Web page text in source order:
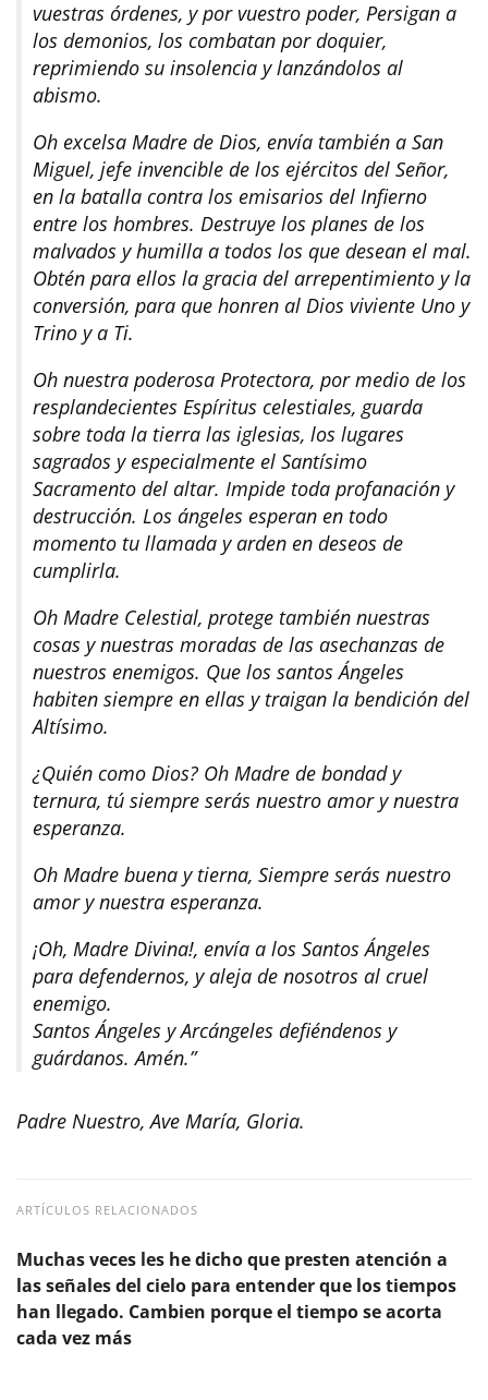
vuestras órdenes, y por vuestro poder, Persigan a
los demonios, los combatan por doquier,
reprimiendo su insolencia y lanzándolos al
abismo.
Oh excelsa Madre de Dios, envía también a San
Miguel, jefe invencible de los ejércitos del Señor,
en la batalla contra los emisarios del Infierno
entre los hombres. Destruye los planes de los
malvados y humilla a todos los que desean el mal.
Obtén para ellos la gracia del arrepentimiento y la
conversión, para que honren al Dios viviente Uno y
Trino y a Ti.
Oh nuestra poderosa Protectora, por medio de los
resplandecientes Espíritus celestiales, guarda
sobre toda la tierra las iglesias, los lugares
sagrados y especialmente el Santísimo
Sacramento del altar. Impide toda profanación y
destrucción. Los ángeles esperan en todo
momento tu llamada y arden en deseos de
cumplirla.
Oh Madre Celestial, protege también nuestras
cosas y nuestras moradas de las asechanzas de
nuestros enemigos. Que los santos Ángeles
habiten siempre en ellas y traigan la bendición del
Altísimo.
¿Quién como Dios? Oh Madre de bondad y
ternura, tú siempre serás nuestro amor y nuestra
esperanza.
Oh Madre buena y tierna, Siempre serás nuestro
amor y nuestra esperanza.
¡Oh, Madre Divina!, envía a los Santos Ángeles
para defendernos, y aleja de nosotros al cruel
enemigo.
Santos Ángeles y Arcángeles defiéndenos y
guárdanos. Amén.”
Padre Nuestro, Ave María, Gloria.
ARTÍCULOS RELACIONADOS
Muchas veces les he dicho que presten atención a
las señales del cielo para entender que los tiempos
han llegado. Cambien porque el tiempo se acorta
cada vez más